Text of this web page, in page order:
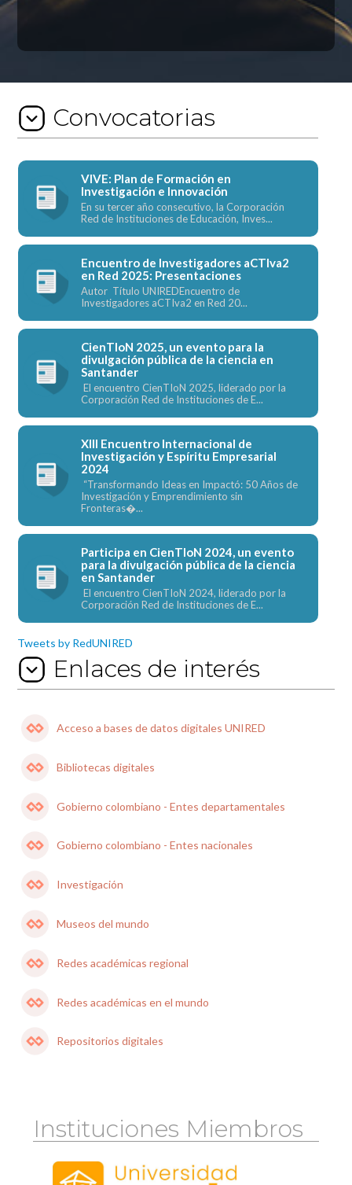
Convocatorias
VIVE: Plan de Formación en
Investigación e Innovación
En su tercer año consecutivo, la Corporación
Red de Instituciones de Educación, Inves...
Encuentro de Investigadores aCTIva2
en Red 2025: Presentaciones
Autor Título UNIREDEncuentro de
Investigadores aCTIva2 en Red 20...
CienTIoN 2025, un evento para la
divulgación pública de la ciencia en
Santander
El encuentro CienTIoN 2025, liderado por la
Corporación Red de Instituciones de E...
XIII Encuentro Internacional de
Investigación y Espíritu Empresarial
2024
“Transformando Ideas en Impactó: 50 Años de
Investigación y Emprendimiento sin
Fronteras�...
Participa en CienTIoN 2024, un evento
para la divulgación pública de la ciencia
en Santander
El encuentro CienTIoN 2024, liderado por la
Corporación Red de Instituciones de E...
Tweets by RedUNIRED
Enlaces de interés
Acceso a bases de datos digitales UNIRED
Bibliotecas digitales
Gobierno colombiano - Entes departamentales
Gobierno colombiano - Entes nacionales
Investigación
Museos del mundo
Redes académicas regional
Redes académicas en el mundo
Repositorios digitales
Instituciones Miembros